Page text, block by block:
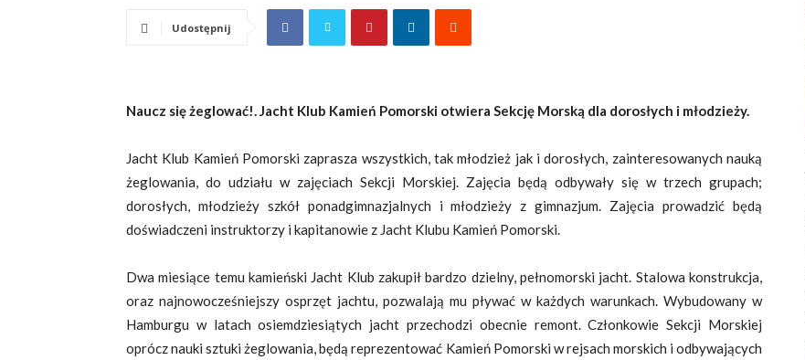
Udostępnij
Naucz się żeglować!. Jacht Klub Kamień Pomorski otwiera Sekcję Morską dla dorosłych i młodzieży.
Jacht Klub Kamień Pomorski zaprasza wszystkich, tak młodzież jak i dorosłych, zainteresowanych nauką
żeglowania, do udziału w zajęciach Sekcji Morskiej. Zajęcia będą odbywały się w trzech grupach;
dorosłych, młodzieży szkół ponadgimnazjalnych i młodzieży z gimnazjum. Zajęcia prowadzić będą
doświadczeni instruktorzy i kapitanowie z Jacht Klubu Kamień Pomorski.
Dwa miesiące temu kamieński Jacht Klub zakupił bardzo dzielny, pełnomorski jacht. Stalowa konstrukcja,
oraz najnowocześniejszy osprzęt jachtu, pozwalają mu pływać w każdych warunkach. Wybudowany w
Hamburgu w latach osiemdziesiątych jacht przechodzi obecnie remont. Członkowie Sekcji Morskiej
oprócz nauki sztuki żeglowania, będą reprezentować Kamień Pomorski w rejsach morskich i odbywających